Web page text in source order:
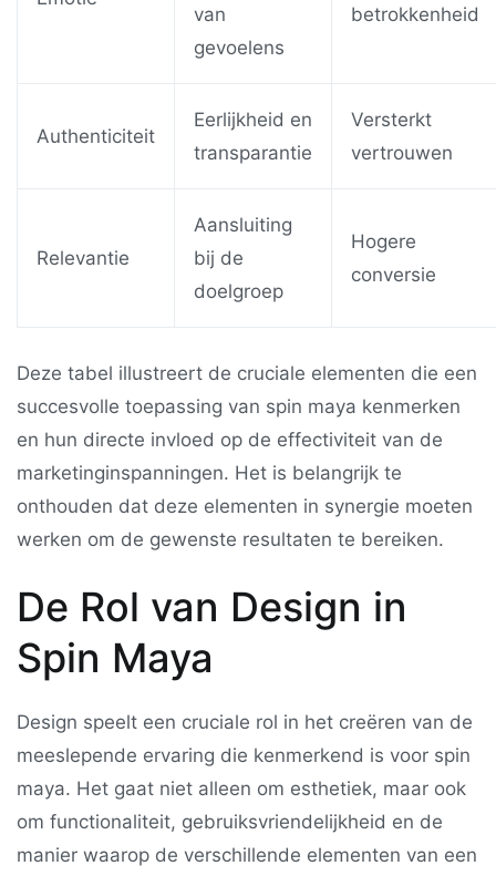
van
gevoelens
betrokkenheid
Authenticiteit
Eerlijkheid en
transparantie
Versterkt
vertrouwen
Relevantie
Aansluiting
bij de
doelgroep
Hogere
conversie
Deze tabel illustreert de cruciale elementen die een
succesvolle toepassing van spin maya kenmerken
en hun directe invloed op de effectiviteit van de
marketinginspanningen. Het is belangrijk te
onthouden dat deze elementen in synergie moeten
werken om de gewenste resultaten te bereiken.
De Rol van Design in
Spin Maya
Design speelt een cruciale rol in het creëren van de
meeslepende ervaring die kenmerkend is voor spin
maya. Het gaat niet alleen om esthetiek, maar ook
om functionaliteit, gebruiksvriendelijkheid en de
manier waarop de verschillende elementen van een